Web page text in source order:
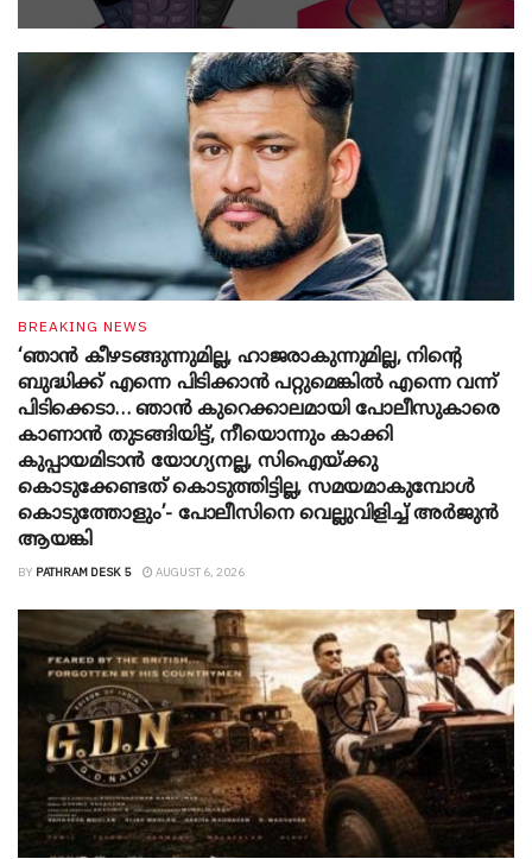
BREAKING NEWS
‘ഞാൻ കീഴടങ്ങുന്നുമില്ല, ഹാജരാകുന്നുമില്ല, നിന്റെ
ബുദ്ധിക്ക് എന്നെ പിടിക്കാൻ പറ്റുമെങ്കിൽ എന്നെ വന്ന്
പിടിക്കെടാ… ഞാൻ കുറെക്കാലമായി പോലീസുകാരെ
കാണാൻ തുടങ്ങിയിട്ട്, നീയൊന്നും കാക്കി
കുപ്പായമിടാൻ യോ​ഗ്യനല്ല, സിഐയ്ക്കു
കൊടുക്കേണ്ടത് കൊടുത്തിട്ടില്ല, സമയമാകുമ്പോൾ
കൊടുത്തോളും’- പോലീസിനെ വെല്ലുവിളിച്ച് അർജുൻ
ആയങ്കി
BY PATHRAM DESK 5 AUGUST 6, 2026